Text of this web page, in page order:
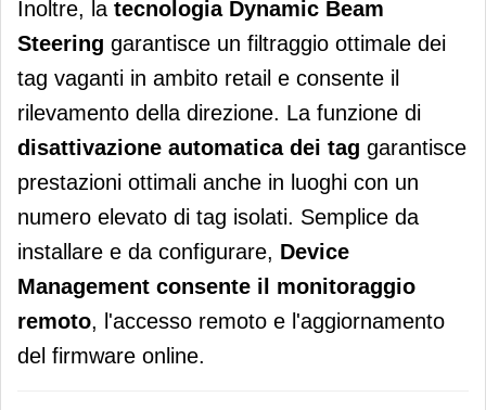
Inoltre, la tecnologia Dynamic Beam
Steering garantisce un filtraggio ottimale dei
tag vaganti in ambito retail e consente il
rilevamento della direzione. La funzione di
disattivazione automatica dei tag garantisce
prestazioni ottimali anche in luoghi con un
numero elevato di tag isolati. Semplice da
installare e da configurare, Device
Management consente il monitoraggio
remoto, l'accesso remoto e l'aggiornamento
del firmware online.